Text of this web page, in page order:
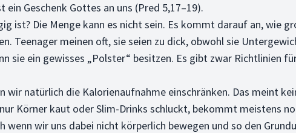
Geschenk Gottes an uns (Pred 5,17–19).
ist? Die Menge kann es nicht sein. Es kommt darauf an, wie
Teenager meinen oft, sie seien zu dick, obwohl sie
sie ein gewisses „Polster“ besitzen. Es gibt zwar Richtlinien
natürlich die Kalorienaufnahme einschränken. Das meint
Körner kaut oder Slim-Drinks schluckt, bekommt meistens
wir uns dabei nicht körperlich bewegen und so den